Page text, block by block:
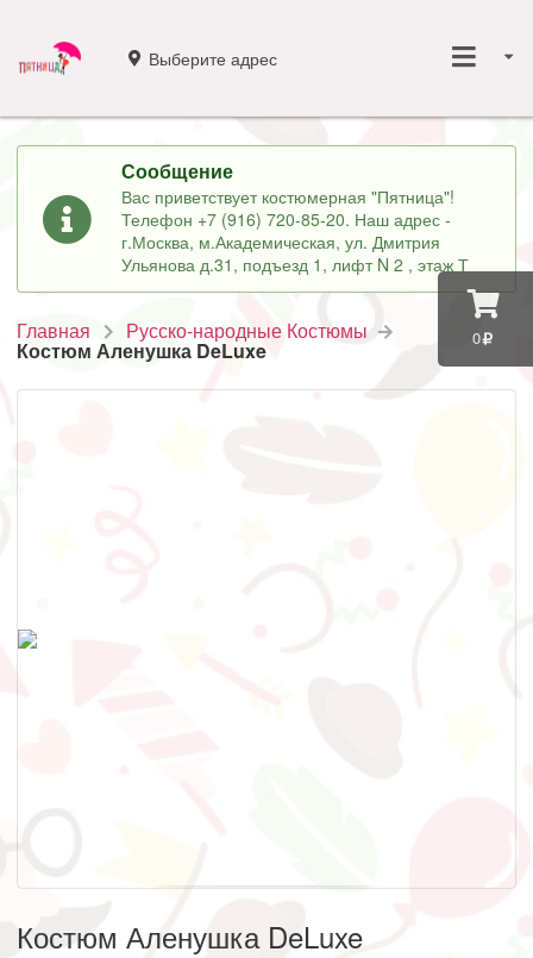
0
Выберите адрес
Сообщение
Вас приветствует костюмерная "Пятница"!
Телефон +7 (916) 720-85-20. Наш адрес -
г.Москва, м.Академическая, ул. Дмитрия
Ульянова д.31, подъезд 1, лифт N 2 , этаж Т
Главная Русско-народные Костюмы
Костюм Аленушка DeLuxe
Костюм Аленушка DeLuxe